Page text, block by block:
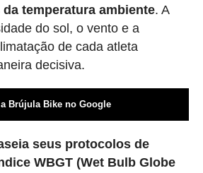
temperatura ambiente. A
do sol, o vento e a
de cada atleta
decisiva.
Brújula Bike no Google
seus protocolos de
WBGT (Wet Bulb Globe